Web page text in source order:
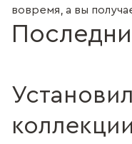
вовремя, а вы